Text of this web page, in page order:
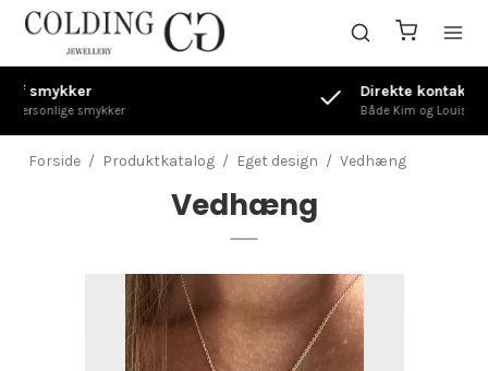
Direkte kontakt til Guldsmed
Både Kim og Louise kan hjælpe dig videre
Forside / Produktkatalog / Eget design / Vedhæng
Vedhæng